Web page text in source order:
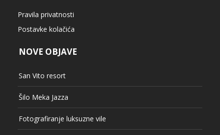
Pravila privatnosti
Postavke kolačića
NOVE OBJAVE
San Vito resort
Šilo Meka Jazza
Fotografiranje luksuzne vile